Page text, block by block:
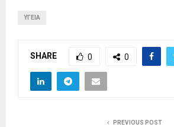
ΥΓΕΊΑ
SHARE 0 0
PREVIOUS POST